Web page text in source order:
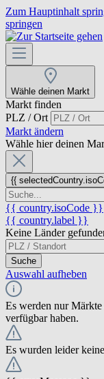
Zum Hauptinhalt
springen
Wähle deinen Markt
Markt finden
PLZ / Ort
Markt ändern
Wähle hier deinen
{{
{{ country.isoCode }}
{{ country.label }}
Keine Länder
Suche
Auswahl aufheben
Es werden nur
verfügbar haben.
Es wurden leider